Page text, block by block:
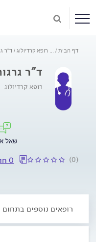
דף הבית רופא קרדיולוג ד"ר
ד"ר
רופא קרדיולוג
שאל
(0) 0 חוות דעת
רופאים נוספים בתחום